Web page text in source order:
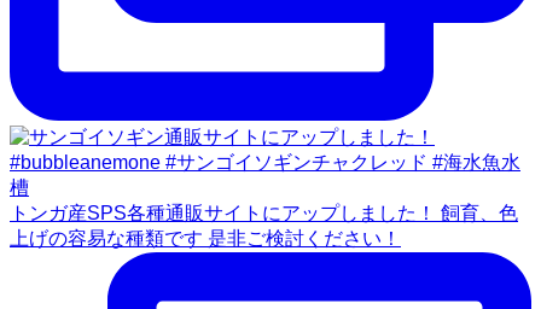
トンガ産SPS各種通販サイトにアップしました！ 飼育、色
上げの容易な種類です 是非ご検討ください！